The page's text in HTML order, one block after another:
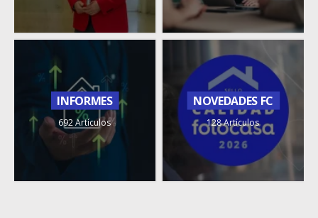
INFORMES
692 Artículos
NOVEDADES FC
128 Artículos